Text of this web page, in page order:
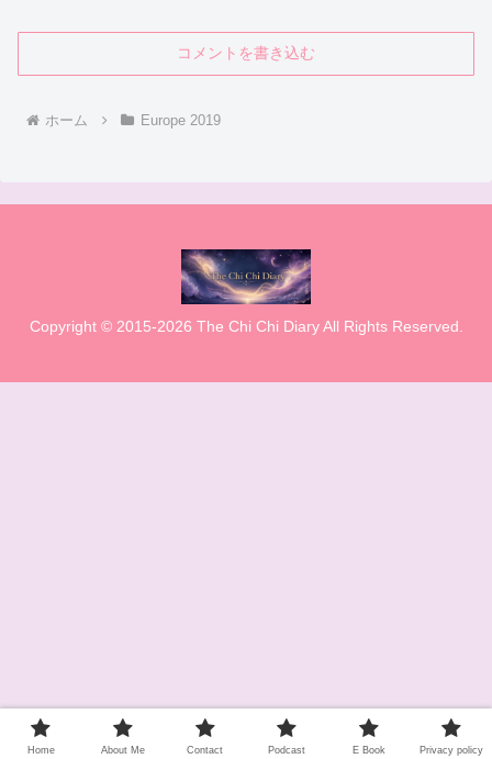
コメントを書き込む
ホーム Europe 2019
Copyright © 2015-2026 The Chi Chi Diary All Rights Reserved.
Home About Me Contact Podcast E Book Privacy policy